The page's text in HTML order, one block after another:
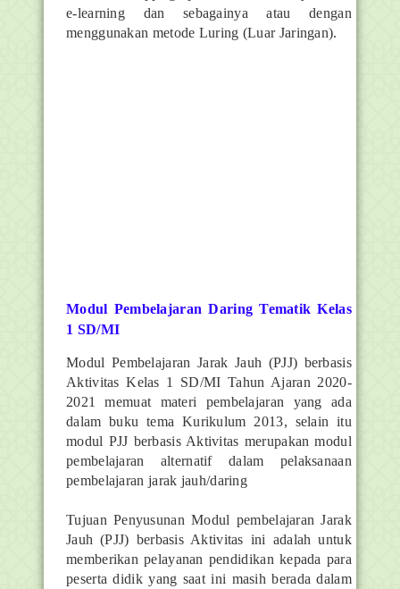
e-learning dan sebagainya atau dengan
menggunakan metode Luring (Luar Jaringan).
Modul Pembelajaran Daring Tematik Kelas
1 SD/MI
Modul Pembelajaran Jarak Jauh (PJJ) berbasis
Aktivitas Kelas 1 SD/MI Tahun Ajaran 2020-
2021 memuat materi pembelajaran yang ada
dalam buku tema Kurikulum 2013, selain itu
modul PJJ berbasis Aktivitas merupakan modul
pembelajaran alternatif dalam pelaksanaan
pembelajaran jarak jauh/daring
Tujuan Penyusunan Modul pembelajaran Jarak
Jauh (PJJ) berbasis Aktivitas ini adalah untuk
memberikan pelayanan pendidikan kepada para
peserta didik yang saat ini masih berada dalam